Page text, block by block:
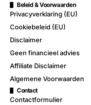
Beleid & Voorwaarden
Privacyverklaring (EU)
Cookiebeleid (EU)
Disclaimer
Geen financieel advies
Affiliate Disclaimer
Algemene Voorwaarden
Contact
Contactformulier